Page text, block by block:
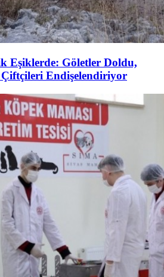
Eşiklerde: Göletler Doldu,
Endişelendiriyor